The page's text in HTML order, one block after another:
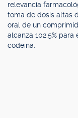
relevancia
toma de dosis altas
oral de un
alcanza 102,5% para
codeína.